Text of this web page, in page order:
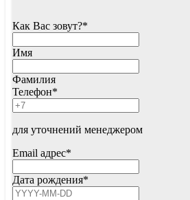
Как Вас зовут?*
Имя
Фамилия
Email
Address
Телефон*
для уточнений менеджером
Email адрес*
Дата рождения*